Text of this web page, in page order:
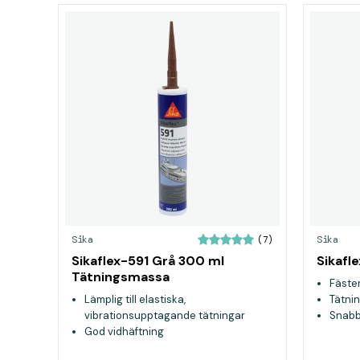
Sika (7)
Sikaflex-591 Grå 300 ml
Tätningsmassa
Lämplig till elastiska,
vibrationsupptagande tätningar
God vidhäftning
Sika